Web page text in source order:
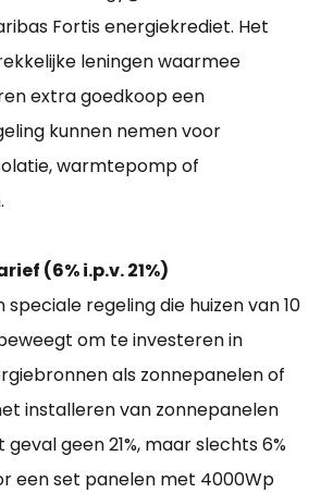
Fortis energiekrediet. Het
leningen waarmee
extra goedkoop een
kunnen nemen voor
warmtepomp of
(6% i.p.v. 21%)
regeling die huizen van 10
om te investeren in
als zonnepanelen of
installeren van zonnepanelen
geen 21%, maar slechts 6%
een set panelen met 4000Wp